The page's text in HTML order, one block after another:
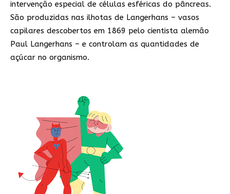
intervenção especial de células esféricas do pâncreas.
São produzidas nas ilhotas de Langerhans – vasos
capilares descobertos em 1869 pelo cientista alemão
Paul Langerhans – e controlam as quantidades de
açúcar no organismo.